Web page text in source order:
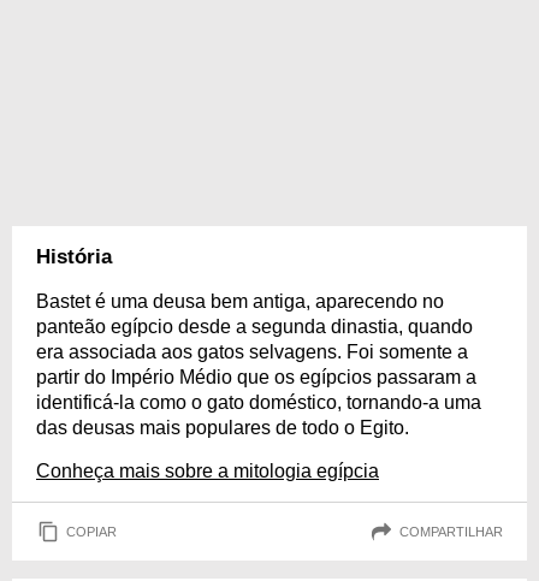
História
Bastet é uma deusa bem antiga, aparecendo no
panteão egípcio desde a segunda dinastia, quando
era associada aos gatos selvagens. Foi somente a
partir do Império Médio que os egípcios passaram a
identificá-la como o gato doméstico, tornando-a uma
das deusas mais populares de todo o Egito.
Conheça mais sobre a mitologia egípcia
COPIAR COMPARTILHAR